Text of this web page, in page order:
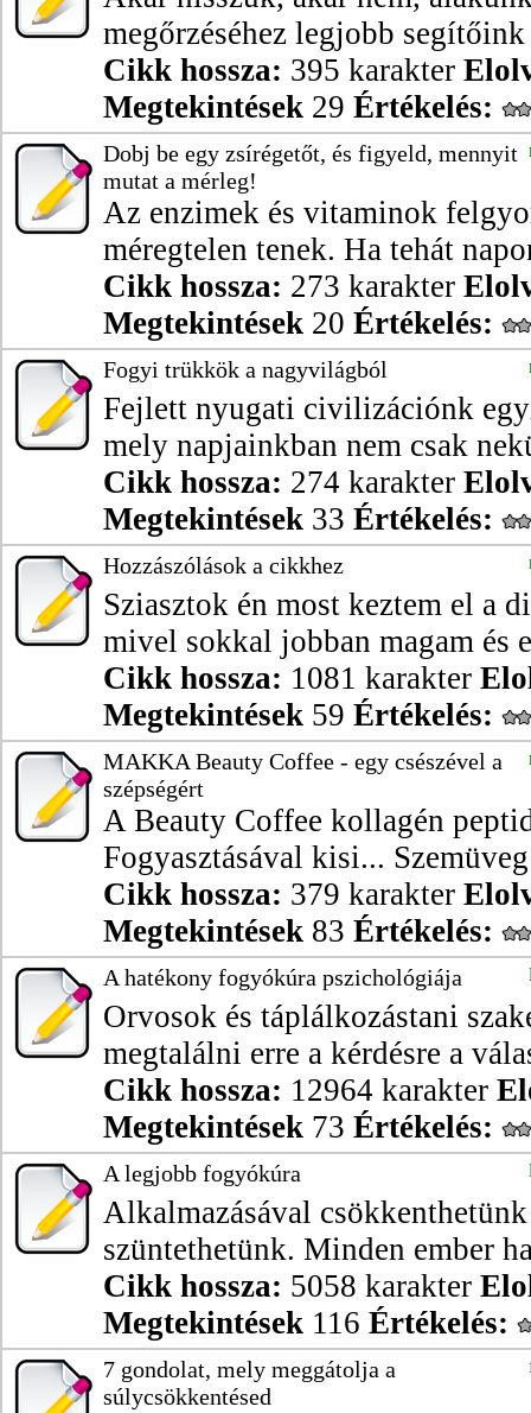
megőrzéséhez legjobb
Cikk hossza: 395 karakter
Megtekintések 29 Értékelés:
Dobj be egy zsírégetőt, és figyeld, mennyit
mutat a mérleg!
Az enzimek és vitaminok
méregtelen tenek. Ha tehát
Cikk hossza: 273 karakter
Megtekintések 20 Értékelés:
Fogyi trükkök a nagyvilágból
Fejlett nyugati civilizációnk
mely napjainkban nem csak
Cikk hossza: 274 karakter
Megtekintések 33 Értékelés:
Hozzászólások a cikkhez
Sziasztok én most keztem el a
mivel sokkal jobban magam és
Cikk hossza: 1081 karakter
Megtekintések 59 Értékelés:
MAKKA Beauty Coffee - egy csészével a
szépségért
A Beauty Coffee kollagén
Fogyasztásával kisi...
Cikk hossza: 379 karakter
Megtekintések 83 Értékelés:
A hatékony fogyókúra pszichológiája
Orvosok és táplálkozástani
megtalálni erre a kérdésre a
Cikk hossza: 12964 karakter
Megtekintések 73 Értékelés:
A legjobb fogyókúra
Alkalmazásával
szüntethetünk. Minden ember
Cikk hossza: 5058 karakter
Megtekintések 116 Értékelés:
7 gondolat, mely meggátolja a
súlycsökkentésed